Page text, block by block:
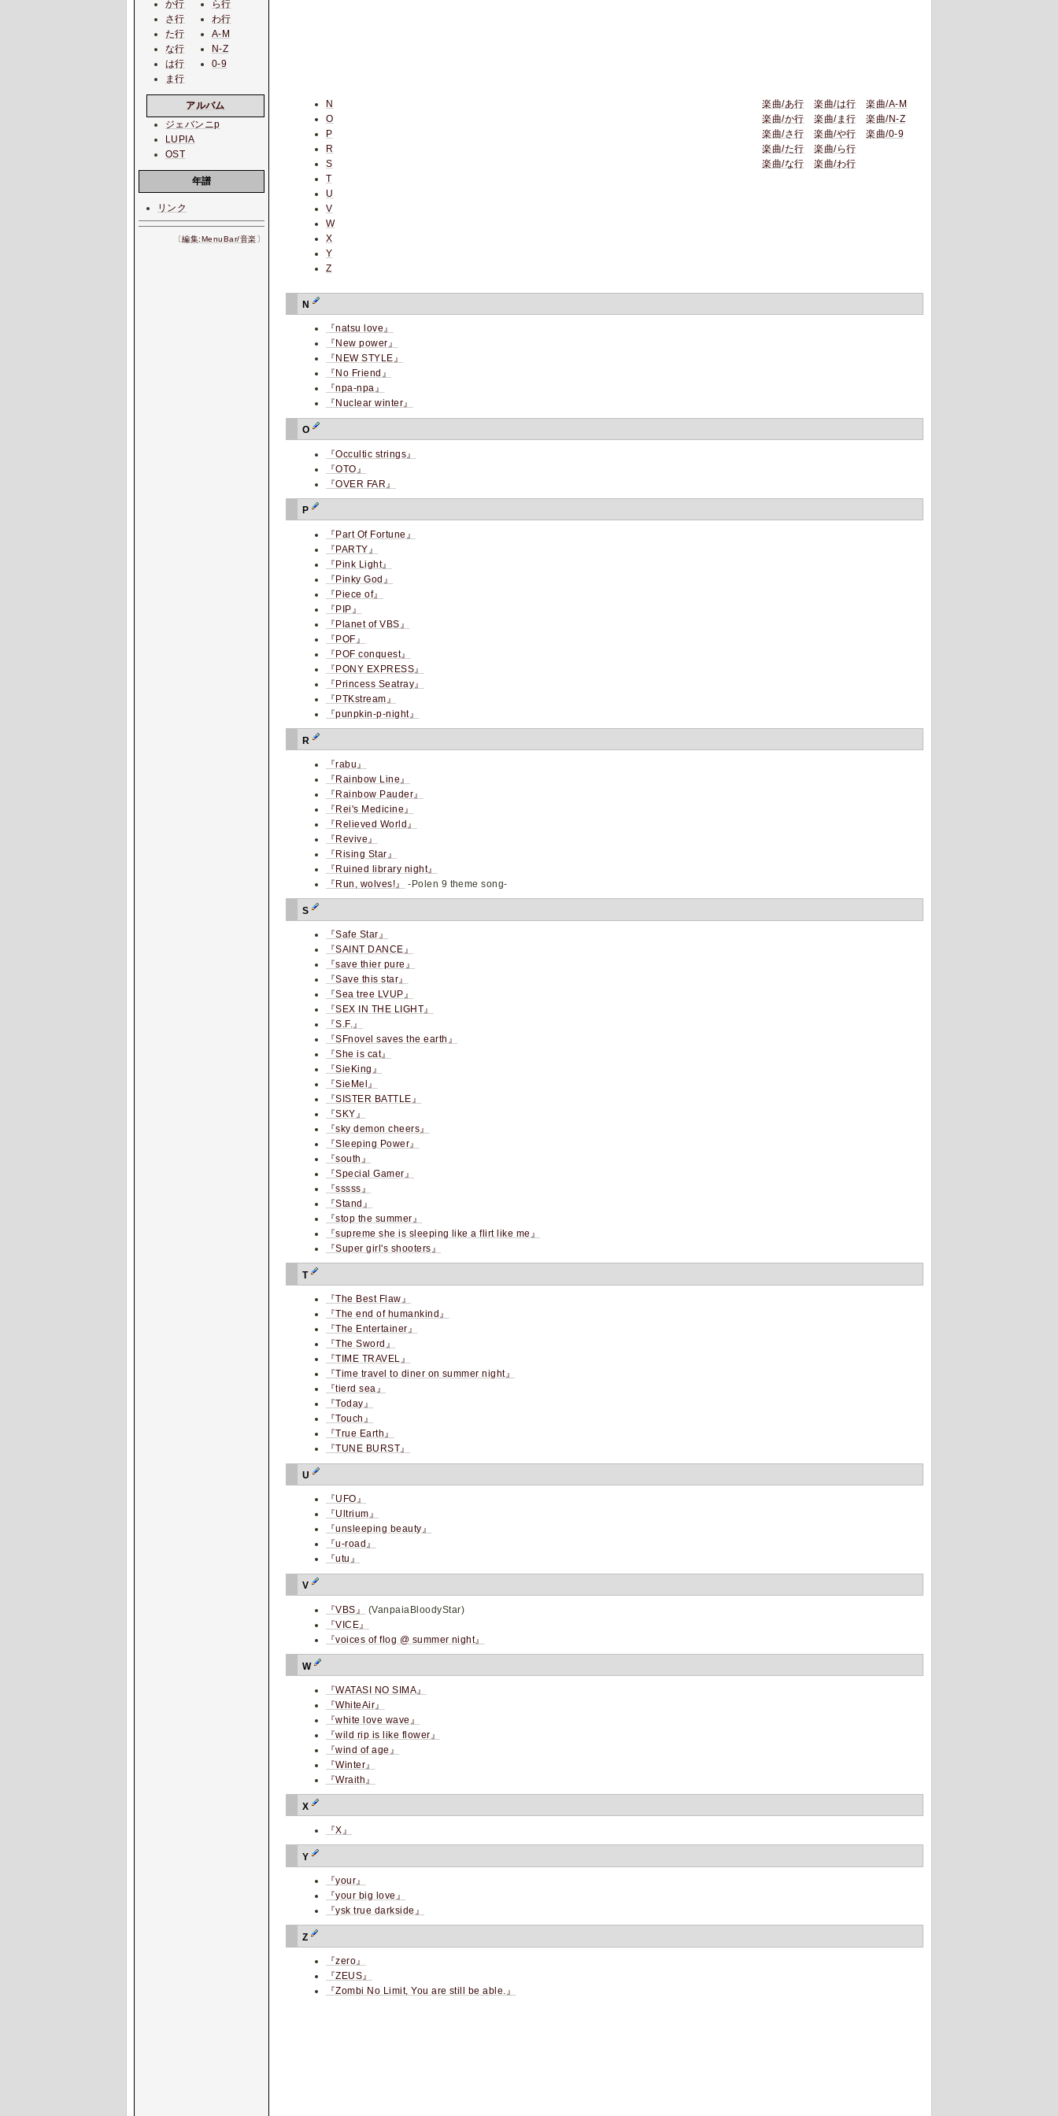
N
O
P
R
S
T
U
V
W
X
Y
Z
楽曲/あ行 楽曲/は行
楽曲/A-M
楽曲/か行
楽曲/ま行
楽曲/N-Z
楽曲/さ行
楽曲/や行
楽曲/0-9
楽曲/た行
楽曲/ら行
楽曲/な行
楽曲/わ行
N
『natsu love』
『New power』
『NEW STYLE』
『No Friend』
『npa-npa』
『Nuclear winter』
O
『Occultic strings』
『OTO』
『OVER FAR』
P
『Part Of Fortune』
『PARTY』
『Pink Light』
『Pinky God』
『Piece of』
『PIP』
『Planet of VBS』
『POF』
『POF conquest』
『PONY EXPRESS』
『Princess Seatray』
『PTKstream』
『punpkin-p-night』
R
『rabu』
『Rainbow Line』
『Rainbow Pauder』
『Rei's Medicine』
『Relieved World』
『Revive』
『Rising Star』
『Ruined library night』
『Run, wolves!』
-Polen 9 theme song-
S
『Safe Star』
『SAINT DANCE』
『save thier pure』
『Save this star』
『Sea tree LVUP』
『SEX IN THE LIGHT』
『S.F.』
『SFnovel saves the earth』
『She is cat』
『SieKing』
『SieMel』
『SISTER BATTLE』
『SKY』
『sky demon cheers』
『Sleeping Power』
『south』
『Special Gamer』
『sssss』
『Stand』
『stop the summer』
『supreme she is sleeping like a flirt like me』
『Super girl's shooters』
T
『The Best Flaw』
『The end of humankind』
『The Entertainer』
『The Sword』
『TIME TRAVEL』
『Time travel to diner on summer night』
『tierd sea』
『Today』
『Touch』
『True Earth』
『TUNE BURST』
U
『UFO』
『Ultrium』
『unsleeping beauty』
『u-road』
『utu』
V
『VBS』
(VanpaiaBloodyStar)
『VICE』
『voices of flog @ summer night』
W
『WATASI NO SIMA』
『WhiteAir』
『white love wave』
『wild rip is like flower』
『wind of age』
『Winter』
『Wraith』
X
『X』
Y
『your』
『your big love』
『ysk true darkside』
Z
『zero』
『ZEUS』
『Zombi No Limit, You are still be able.』
か行
さ行
た行
な行
は行
ま行
ら行
わ行
A-M
N-Z
0-9
アルバム
ジェバンニp
LUPIA
OST
年譜
リンク
〔編集:MenuBar/音楽〕